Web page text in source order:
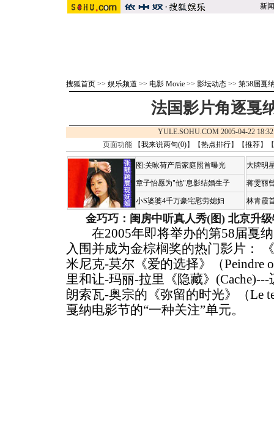
新闻
搜狐首页 >> 娱乐频道 >> 电影 Movie >> 影坛动态 >> 第58届戛
法国影片角逐戛
YULE.SOHU.COM 2005-04-22
页面功能 【我来说两句(0)】【热点排行】【推荐】
图:关咏荷产后家庭照首曝光
章子怡愿为"他"息影结婚生子
小S婆婆4千万豪宅慰劳媳妇
大牌明
蒋雯丽
林青霞
金巧巧：闺房中听真人秀(图) 北京升
在2005年即将举办的第58届戛纳
入围并成为金棕榈奖的热门影片：
米尼克-莫尔《爱的选择》（Peindre
里和让-玛丽-拉里《隐藏》
朗索瓦-奥宗的《弥留的时光》（Le
戛纳电影节的“一种关注”单元。